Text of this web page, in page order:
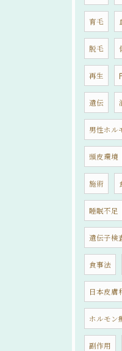
育毛
脱毛
再生
遺伝
男性ホル
頭皮環境
施術
睡眠不足
遺伝子検
食事法
日本皮膚
ホルモン
副作用